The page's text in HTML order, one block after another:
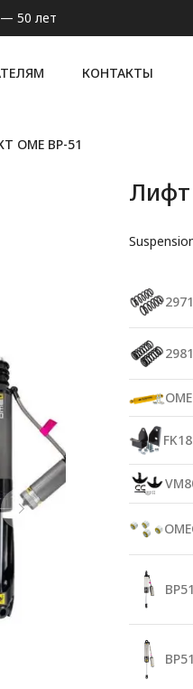
50 лет
КОНТАКТЫ
BP-51
Лифт